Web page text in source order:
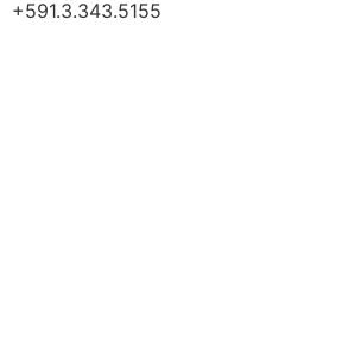
+591.3.343.5155